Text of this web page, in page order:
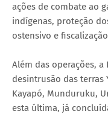
ações de combate ao
indígenas, proteção
ostensivo e
Além das operações,
desintrusão das terras
Kayapó, Munduruku,
esta última, já